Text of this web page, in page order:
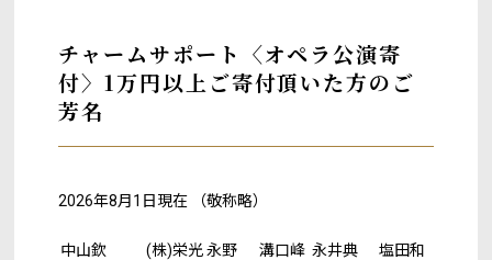
チャームサポート〈オペラ公演寄
付〉1万円以上ご寄付頂いた方のご
芳名
2026年8月1日現在 （敬称略）
中山欽
(株)栄光 永野
溝口峰 永井典
塩田和